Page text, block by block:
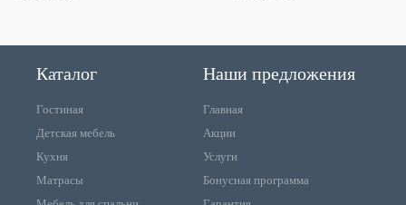
Каталог
Гостиная
Детская мебель
Кухня
Матрасы
Наши предложения
Главная
Акции
Услуги
Бонусная программа